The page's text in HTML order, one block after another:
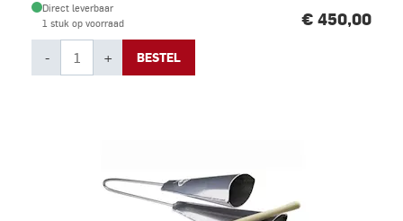
Direct leverbaar
1 stuk op voorraad
€ 450,00
- + BESTEL